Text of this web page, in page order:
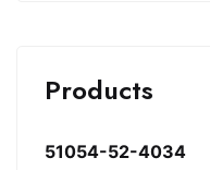
Products
51054-52-4034